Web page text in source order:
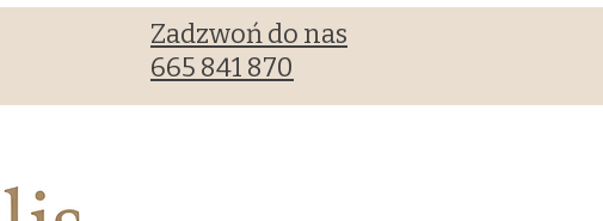
Zadzwoń do nas
665 841 870